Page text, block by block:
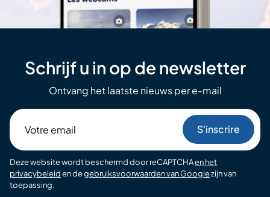
Schrijf u in op de newsletter
Ontvang het laatste nieuws per e-mail
email
Deze website wordt beschermd door reCAPTCHAen het
privacybeleiden degebruiksvoorwaarden van Googlezijn van
toepassing.